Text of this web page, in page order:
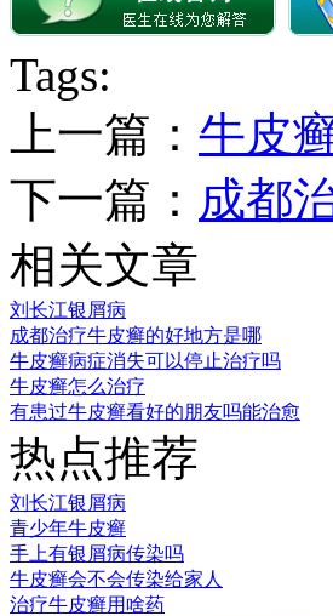
Tags:
上一篇： 牛皮
下一篇： 成都
相关文章
刘长江银屑病
成都治疗牛皮癣的好地方是哪
牛皮癣病症消失可以停止治疗吗
牛皮癣怎么治疗
有患过牛皮癣看好的朋友吗能治愈
热点推荐
刘长江银屑病
青少年牛皮癣
手上有银屑病传染吗
牛皮癣会不会传染给家人
治疗牛皮癣用啥药